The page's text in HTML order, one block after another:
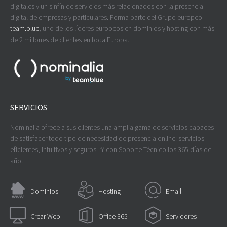
digitales y un sinfín de servicios más relacionados con la presencia
digital de empresas y particulares. Forma parte del Grupo europeo
team.blue, uno de los líderes europeos en dominios y hosting con más
de 2 millones de clientes en toda Europa.
SERVICIOS
Nominalia ofrece a sus clientes una amplia gama de servicios capaces
de satisfacer todo tipo de necesidad de presencia online: servicios
eficientes, intuitivos y seguros. ¡Y con Soporte Técnico los 365 días del
año!
Dominios Hosting Email
Crear Web Office 365 Servidores